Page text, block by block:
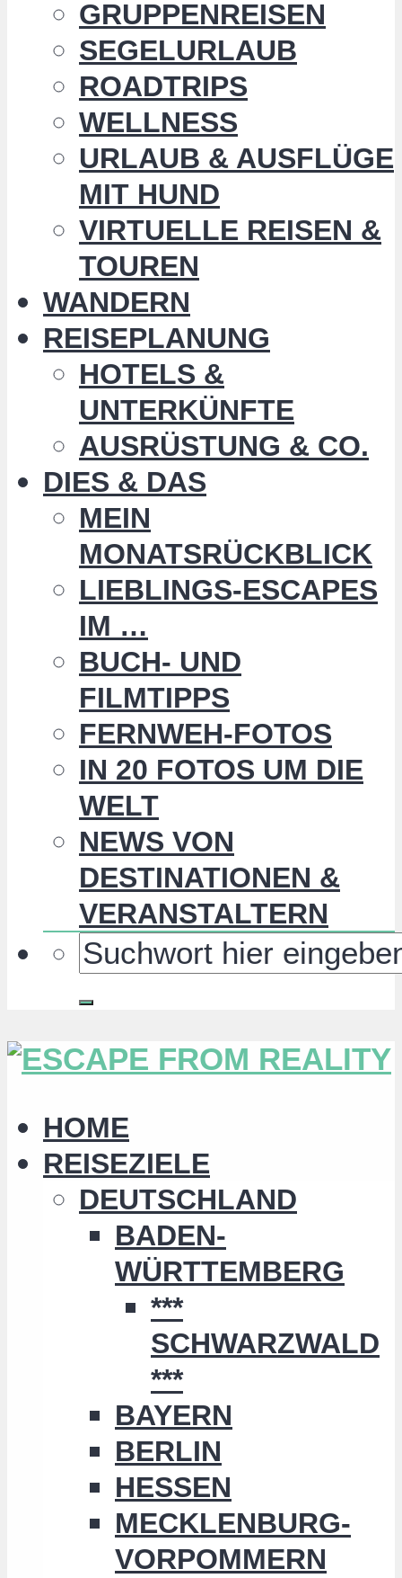
GRUPPENREISEN
SEGELURLAUB
ROADTRIPS
WELLNESS
URLAUB & AUSFLÜGE
MIT HUND
VIRTUELLE REISEN &
TOUREN
WANDERN
REISEPLANUNG
HOTELS &
UNTERKÜNFTE
AUSRÜSTUNG & CO.
DIES & DAS
MEIN
MONATSRÜCKBLICK
LIEBLINGS-ESCAPES
IM …
BUCH- UND
FILMTIPPS
FERNWEH-FOTOS
IN 20 FOTOS UM DIE
WELT
NEWS VON
DESTINATIONEN &
VERANSTALTERN
HOME
REISEZIELE
DEUTSCHLAND
BADEN-
WÜRTTEMBERG
***
SCHWARZWALD
***
BAYERN
BERLIN
HESSEN
MECKLENBURG-
VORPOMMERN